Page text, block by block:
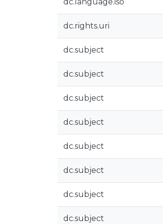
dc.rights.uri
dc.subject
dc.subject
dc.subject
dc.subject
dc.subject
dc.subject
dc.subject
dc.subject